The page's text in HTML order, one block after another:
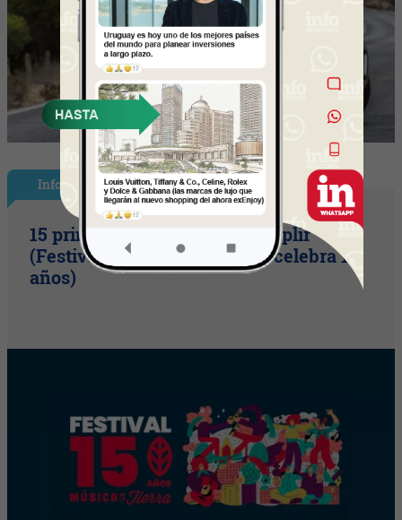
InfoShow
15 primaveras tienes que cumplir
(Festival Música de la Tierra celebra 15
años)